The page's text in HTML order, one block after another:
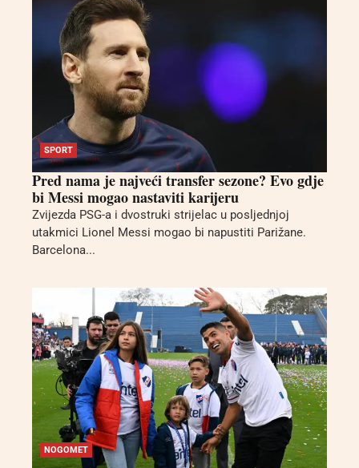
SPORT
Pred nama je najveći transfer sezone? Evo gdje
bi Messi mogao nastaviti karijeru
Zvijezda PSG-a i dvostruki strijelac u posljednjoj
utakmici Lionel Messi mogao bi napustiti Parižane.
Barcelona...
NOGOMET